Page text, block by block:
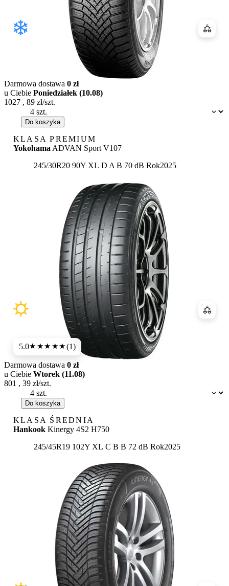
Dostępność:
Darmowa dostawa 0 zł
u Ciebie Poniedziałek (10.08)
1027 , 89 zł/szt.
Do koszyka
KLASA PREMIUM
Yokohama ADVAN Sport V107
245/30R20 90Y XL Etykieta:
D A B 70 dB Rok2025
5.0★★★★★(1)
Dostępność:
Darmowa dostawa 0 zł
u Ciebie Wtorek (11.08)
801 , 39 zł/szt.
Do koszyka
KLASA ŚREDNIA
Hankook Kinergy 4S2 H750
245/45R19 102Y XL Etykieta:
C B B 72 dB Rok2025